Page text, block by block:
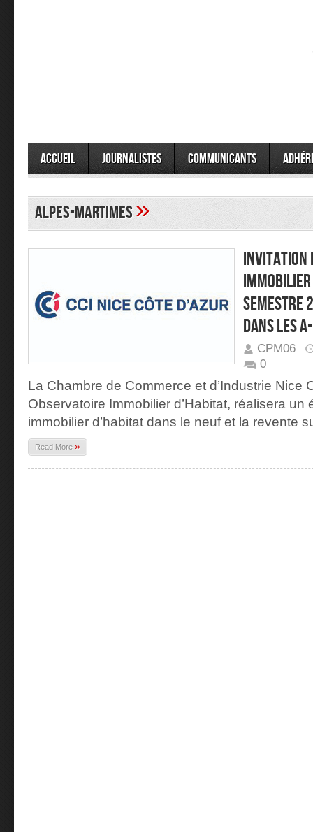
Accueil Journalistes Communicants
alpes-martimes»
INVITATION
SEMESTRE
DANS LES
CPM06
0
La Chambre de Commerce et d’Industrie Nice
Observatoire Immobilier d’Habitat, réalisera
immobilier d’habitat dans le neuf et la revente
Read More »